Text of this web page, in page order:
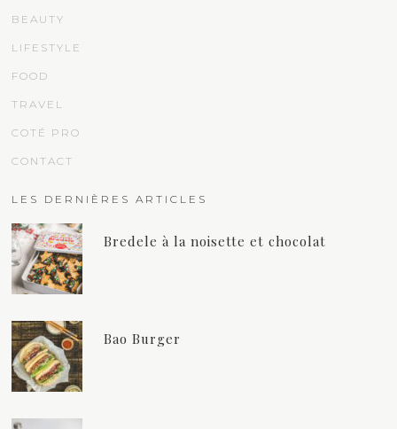
BEAUTY
LIFESTYLE
FOOD
TRAVEL
COTÉ PRO
CONTACT
LES DERNIÈRES ARTICLES
Bredele à la noisette et chocolat
Bao Burger